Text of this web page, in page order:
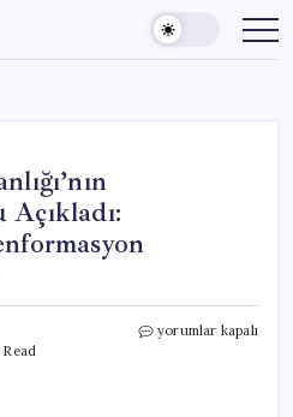
CHP,
yorumlar kapalı